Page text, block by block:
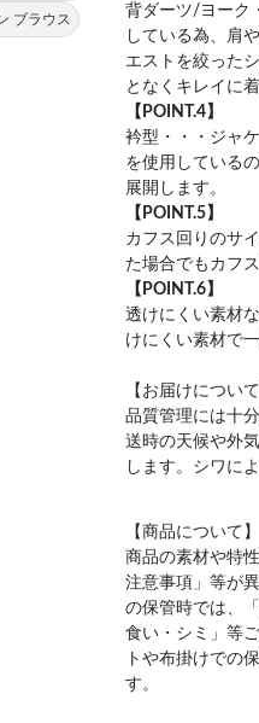
ブラウス
背ダーツ/ヨーク
している為、肩
エストを絞った
となくキレイに
【POINT.4】
衿型・・・ジャ
を使用している
展開します。
【POINT.5】
カフス回りのサ
た場合でもカフ
【POINT.6】
透けにくい素材
けにくい素材で
【お届けについて
品質管理には十
送時の天候や外
します。シワに
【商品について】
商品の素材や特
注意事項」等が
の保管時では、
食い・シミ」等
トや布掛けでの
す。